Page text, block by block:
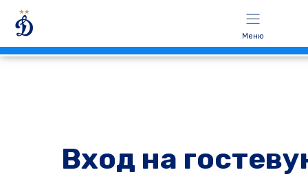
Меню
Вход на